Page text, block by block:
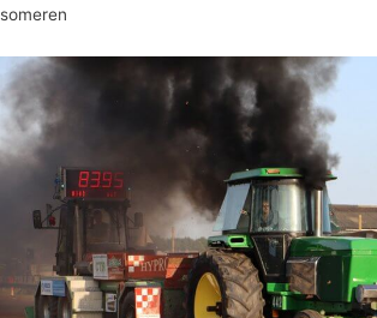
someren